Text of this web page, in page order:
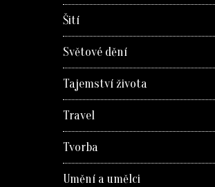
Šití
Světové dění
Tajemství života
Travel
Tvorba
Umění a umělci